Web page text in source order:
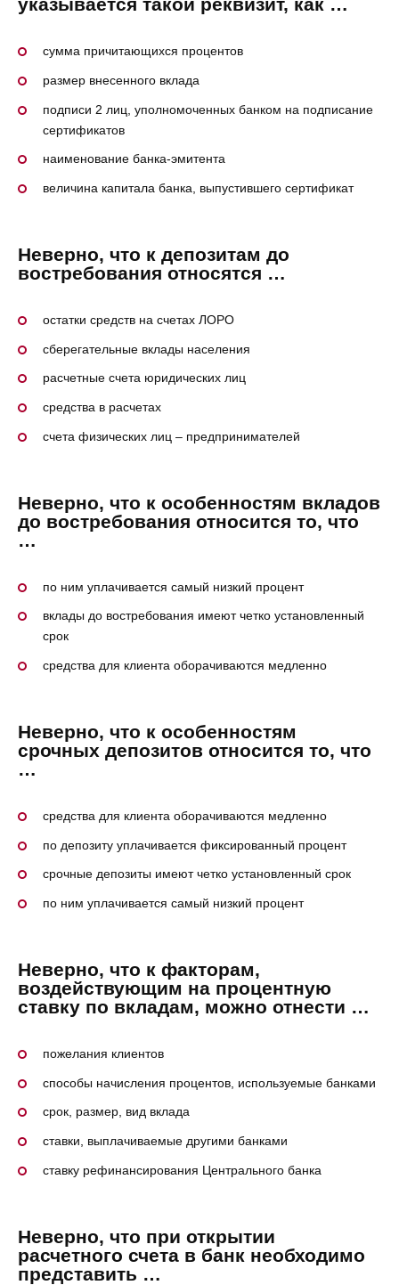
указывается такой реквизит, как …
сумма причитающихся процентов
размер внесенного вклада
подписи 2 лиц, уполномоченных банком на подписание
сертификатов
наименование банка-эмитента
величина капитала банка, выпустившего сертификат
Неверно, что к депозитам до
востребования относятся …
остатки средств на счетах ЛОРО
сберегательные вклады населения
расчетные счета юридических лиц
средства в расчетах
счета физических лиц – предпринимателей
Неверно, что к особенностям вкладов
до востребования относится то, что
…
по ним уплачивается самый низкий процент
вклады до востребования имеют четко установленный
срок
средства для клиента оборачиваются медленно
Неверно, что к особенностям
срочных депозитов относится то, что
…
средства для клиента оборачиваются медленно
по депозиту уплачивается фиксированный процент
срочные депозиты имеют четко установленный срок
по ним уплачивается самый низкий процент
Неверно, что к факторам,
воздействующим на процентную
ставку по вкладам, можно отнести …
пожелания клиентов
способы начисления процентов, используемые банками
срок, размер, вид вклада
ставки, выплачиваемые другими банками
ставку рефинансирования Центрального банка
Неверно, что при открытии
расчетного счета в банк необходимо
представить …